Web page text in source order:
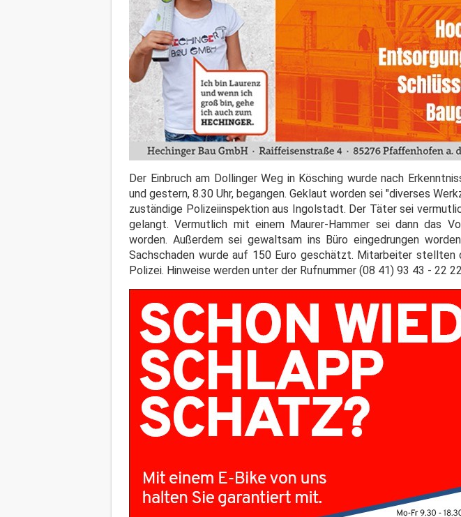
Der Einbruch am Dollinger Weg in Kösching wurde nach
und gestern, 8.30 Uhr, begangen. Geklaut worden sei "diverses
zuständige Polizeiinspektion aus Ingolstadt. Der Täter sei
gelangt. Vermutlich mit einem Maurer-Hammer sei dann das
worden. Außerdem sei gewaltsam ins Büro eingedrungen
Sachschaden wurde auf 150 Euro geschätzt. Mitarbeiter
Polizei. Hinweise werden unter der Rufnummer (08 41) 93 43 - 22